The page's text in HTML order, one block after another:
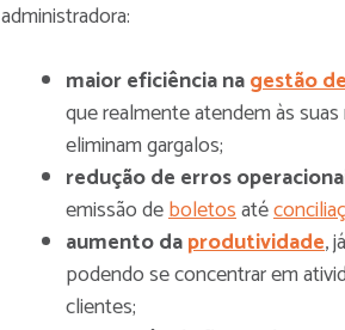
administradora:
maior eficiência nagestão
que realmente atendem às
eliminam gargalos;
redução de erros
emissão deboletosaté
aumento daprodutividade,
podendo se concentrar em
clientes;